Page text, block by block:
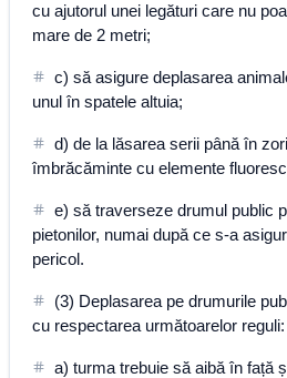
cu ajutorul unei legături care nu
mare de 2 metri;
c) să asigure deplasarea
unul în spatele altuia;
d) de la lăsarea serii până în
îmbrăcăminte cu elemente
e) să traverseze drumul public
pietonilor, numai după ce s-a
pericol.
(3) Deplasarea pe drumurile
cu respectarea următoarelor reguli:
a) turma trebuie să aibă în față